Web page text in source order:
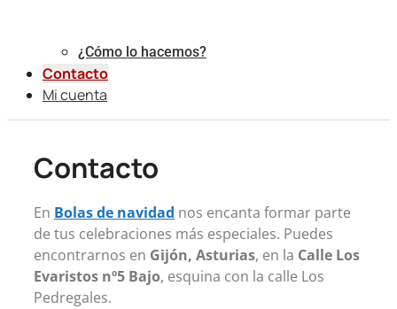
¿Cómo lo hacemos?
Contacto
Mi cuenta
Contacto
En Bolas de navidad nos encanta formar parte
de tus celebraciones más especiales. Puedes
encontrarnos en Gijón, Asturias, en la Calle Los
Evaristos nº5 Bajo, esquina con la calle Los
Pedregales.